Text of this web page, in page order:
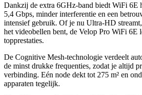
Dankzij de extra 6GHz-band biedt WiFi 6E
5,4 Gbps, minder interferentie en een
intensief gebruik. Of je nu Ultra-HD
het videobellen bent, de Velop Pro WiFi 6E
topprestaties.
De Cognitive Mesh-technologie verdeelt
de minst drukke frequenties, zodat je altijd
verbinding. Eén node dekt tot 275 m² en
apparaten tegelijk.